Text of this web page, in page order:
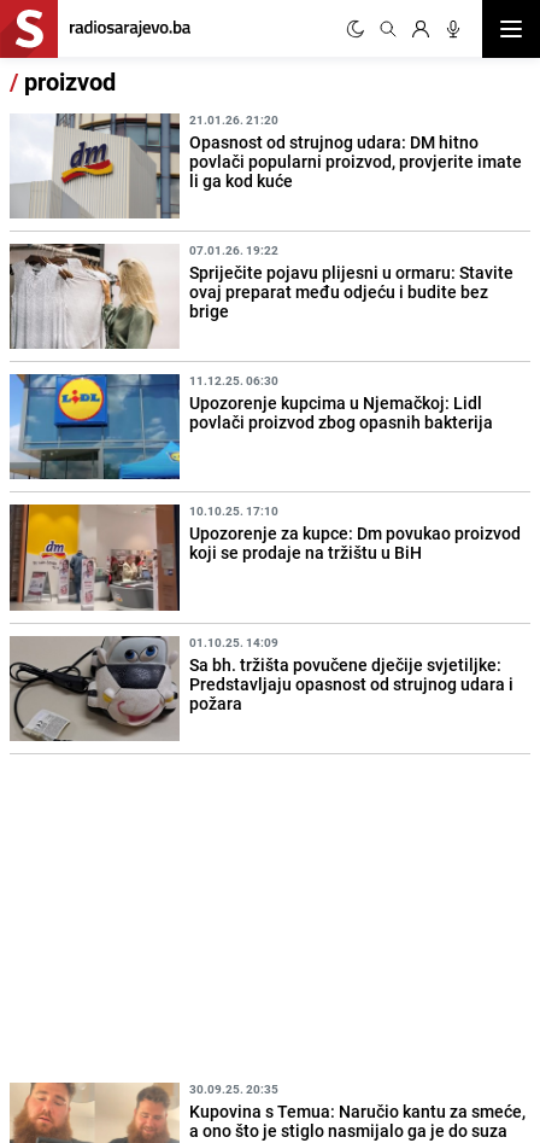
/ proizvod
21.01.26. 21:20
Opasnost od strujnog udara: DM hitno
povlači popularni proizvod, provjerite imate
li ga kod kuće
07.01.26. 19:22
Spriječite pojavu plijesni u ormaru: Stavite
ovaj preparat među odjeću i budite bez
brige
11.12.25. 06:30
Upozorenje kupcima u Njemačkoj: Lidl
povlači proizvod zbog opasnih bakterija
10.10.25. 17:10
Upozorenje za kupce: Dm povukao proizvod
koji se prodaje na tržištu u BiH
01.10.25. 14:09
Sa bh. tržišta povučene dječije svjetiljke:
Predstavljaju opasnost od strujnog udara i
požara
30.09.25. 20:35
Kupovina s Temua: Naručio kantu za smeće,
a ono što je stiglo nasmijalo ga je do suza